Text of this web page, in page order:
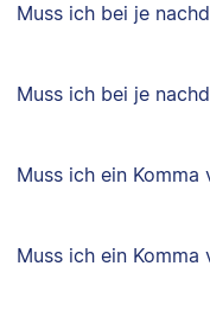
Muss ich bei je
Muss ich bei je
Muss ich ein
Muss ich ein